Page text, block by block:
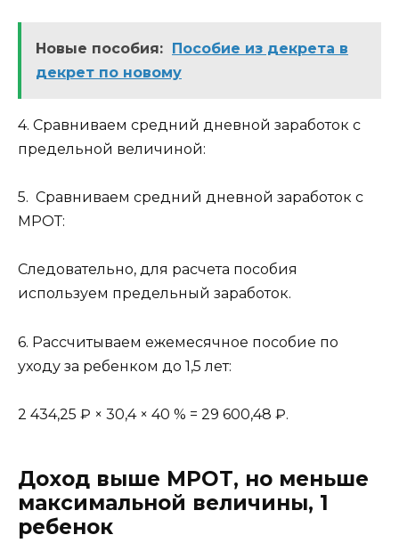
Новые пособия: Пособие из декрета в
декрет по новому
4. Сравниваем средний дневной заработок с
предельной величиной:
5. Сравниваем средний дневной заработок с
МРОТ:
Следовательно, для расчета пособия
используем предельный заработок.
6. Рассчитываем ежемесячное пособие по
уходу за ребенком до 1,5 лет:
2 434,25 ₽ × 30,4 × 40 % = 29 600,48 ₽.
Доход выше МРОТ, но меньше
максимальной величины, 1
ребенок